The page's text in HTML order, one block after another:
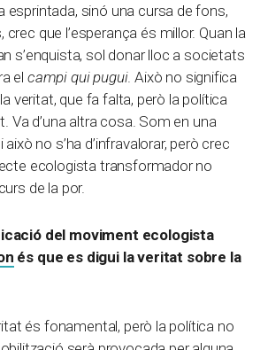
esprintada, sinó una cursa de fons,
crec que l’esperança és millor. Quan la
s’enquista, sol donar lloc a societats
el campi qui pugui. Això no significa
veritat, que fa falta, però la política
Va d’una altra cosa. Som en una
no s’ha d’infravalorar, però crec
ecologista transformador no
de la por.
del moviment ecologista
és que es digui la veritat sobre la
és fonamental, però la política no